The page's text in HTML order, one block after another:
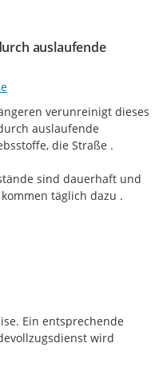
auslaufende
verunreinigt dieses
auslaufende
die Straße .
sind dauerhaft und
täglich dazu .
Ein entsprechende
wird